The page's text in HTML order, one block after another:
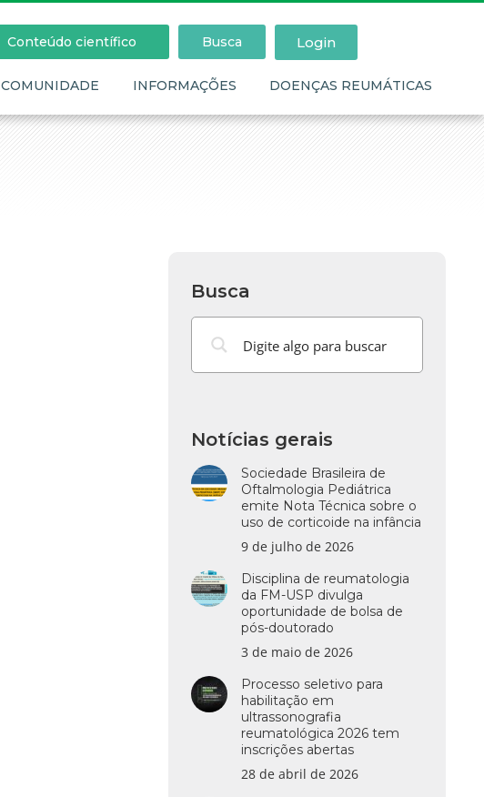
Conteúdo científico Busca Login
COMUNIDADE INFORMAÇÕES DOENÇAS REUMÁTICAS
Busca
Notícias gerais
Sociedade Brasileira de
Oftalmologia Pediátrica
emite Nota Técnica sobre o
uso de corticoide na infância
9 de julho de 2026
Disciplina de reumatologia
da FM-USP divulga
oportunidade de bolsa de
pós-doutorado
3 de maio de 2026
Processo seletivo para
habilitação em
ultrassonografia
reumatológica 2026 tem
inscrições abertas
28 de abril de 2026